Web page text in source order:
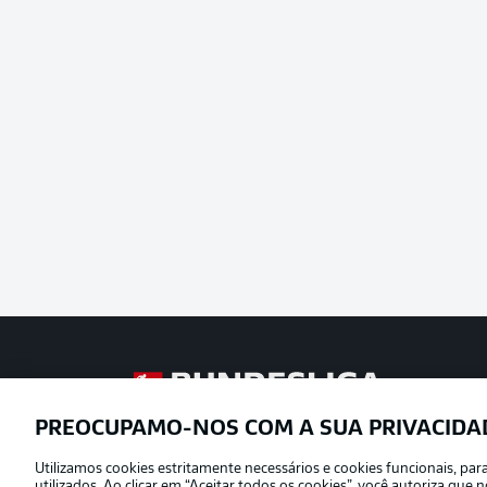
Football as it’s meant to be
Oferecido por
PREOCUPAMO-NOS COM A SUA
Utilizamos cookies estritamente necessários e cookies funcionais,